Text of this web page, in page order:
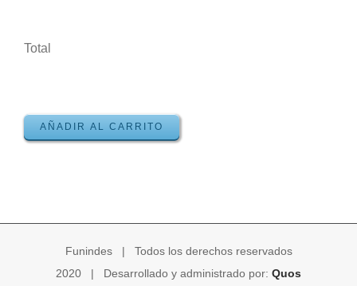
Total
AÑADIR AL CARRITO
Funindes | Todos los derechos reservados
2020 | Desarrollado y administrado por: Quos